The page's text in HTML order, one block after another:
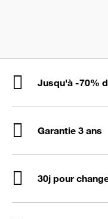
Jusqu'à -70%
Garantie 3 ans
30j pour